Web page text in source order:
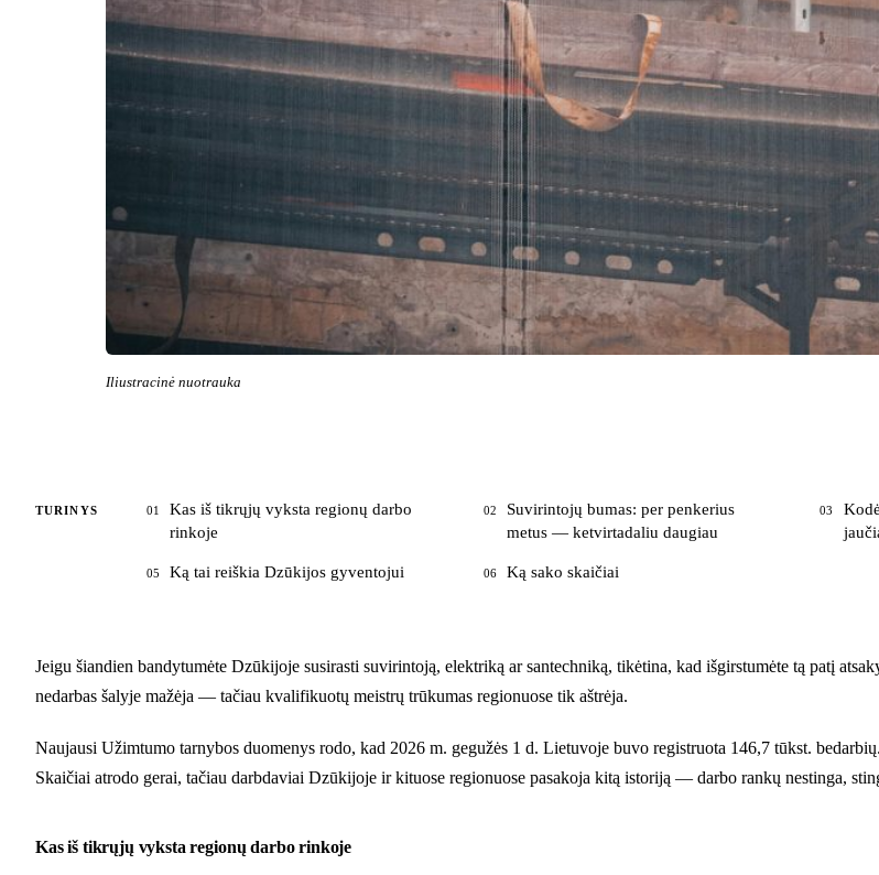
Iliustracinė nuotrauka
TURINYS 01
Kas iš tikrųjų vyksta regionų darbo
rinkoje
02
Suvirintojų bumas: per penkerius
metus — ketvirtadaliu daugiau
03
05 Ką tai reiškia Dzūkijos gyventojui 06 Ką sako skaičiai
Jeigu šiandien bandytumėte Dzūkijoje susirasti suvirintoją, elektriką ar santechniką, tikėtina, kad išgirstumėte tą patį
nedarbas šalyje mažėja — tačiau kvalifikuotų meistrų trūkumas regionuose tik aštrėja.
Naujausi Užimtumo tarnybos duomenys rodo, kad 2026 m. gegužės 1 d. Lietuvoje buvo registruota 146,7 tūkst.
Skaičiai atrodo gerai, tačiau darbdaviai Dzūkijoje ir kituose regionuose pasakoja kitą istoriją — darbo rankų nestinga,
Kas iš tikrųjų vyksta regionų darbo rinkoje